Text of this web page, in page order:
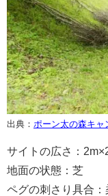
出典： ポーン太の森キャ
サイトの広さ：
地面の状態：芝
ペグの刺さり具合：